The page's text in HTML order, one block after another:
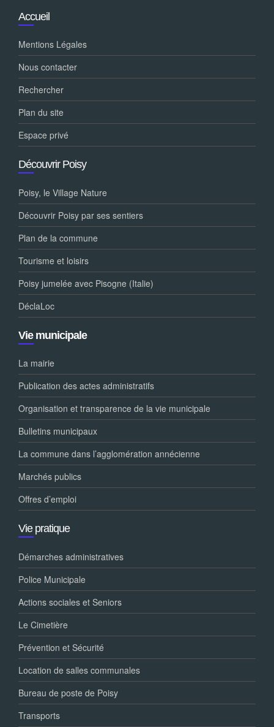
Accueil
Mentions Légales
Nous contacter
Rechercher
Plan du site
Espace privé
Découvrir Poisy
Poisy, le Village Nature
Découvrir Poisy par ses sentiers
Plan de la commune
Tourisme et loisirs
Poisy jumelée avec Pisogne (Italie)
DéclaLoc
Vie municipale
La mairie
Publication des actes administratifs
Organisation et transparence de la vie municipale
Bulletins municipaux
La commune dans l’agglomération annécienne
Marchés publics
Offres d’emploi
Vie pratique
Démarches administratives
Police Municipale
Actions sociales et Seniors
Le Cimetière
Prévention et Sécurité
Location de salles communales
Bureau de poste de Poisy
Transports